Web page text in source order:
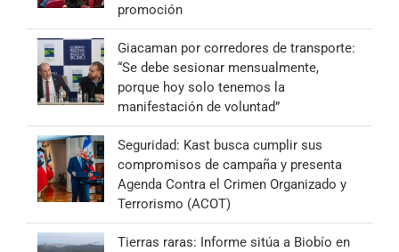
promoción
Giacaman por corredores de transporte:
“Se debe sesionar mensualmente,
porque hoy solo tenemos la
manifestación de voluntad”
Seguridad: Kast busca cumplir sus
compromisos de campaña y presenta
Agenda Contra el Crimen Organizado y
Terrorismo (ACOT)
Tierras raras: Informe sitúa a Biobío en